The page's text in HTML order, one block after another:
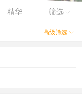
精华 筛选 
高级筛选 